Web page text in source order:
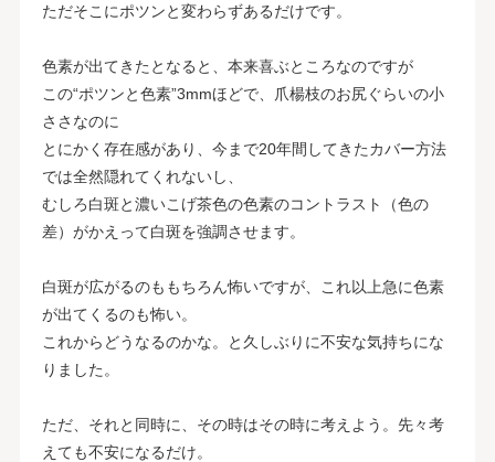
ただそこにポツンと変わらずあるだけです。
色素が出てきたとなると、本来喜ぶところなのですが
この“ポツンと色素”3mmほどで、爪楊枝のお尻ぐらいの小
ささなのに
とにかく存在感があり、今まで20年間してきたカバー方法
では全然隠れてくれないし、
むしろ白斑と濃いこげ茶色の色素のコントラスト（色の
差）がかえって白斑を強調させます。
白斑が広がるのももちろん怖いですが、これ以上急に色素
が出てくるのも怖い。
これからどうなるのかな。と久しぶりに不安な気持ちにな
りました。
ただ、それと同時に、その時はその時に考えよう。先々考
えても不安になるだけ。